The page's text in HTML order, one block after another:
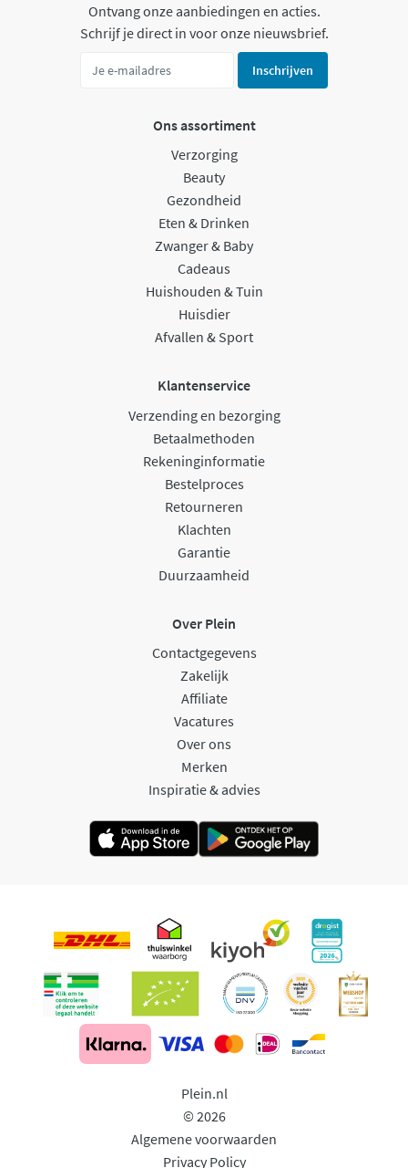
Ontvang onze aanbiedingen en acties.
Schrijf je direct in voor onze nieuwsbrief.
Inschrijven
Ons assortiment
Verzorging
Beauty
Gezondheid
Eten & Drinken
Zwanger & Baby
Cadeaus
Huishouden & Tuin
Huisdier
Afvallen & Sport
Klantenservice
Verzending en bezorging
Betaalmethoden
Rekeninginformatie
Bestelproces
Retourneren
Klachten
Garantie
Duurzaamheid
Over Plein
Contactgegevens
Zakelijk
Affiliate
Vacatures
Over ons
Merken
Inspiratie & advies
Plein.nl
© 2026
Algemene voorwaarden
Privacy Policy